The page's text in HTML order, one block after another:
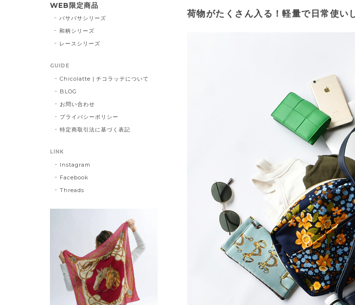
荷物がたくさん入る！軽量で日常使い
WEB限定商品
バサバサシリーズ
和柄シリーズ
レースシリーズ
GUIDE
Chicolatte | チコラッテについて
BLOG
お問い合わせ
プライバシーポリシー
特定商取引法に基づく表記
LINK
Instagram
Facebook
Threads